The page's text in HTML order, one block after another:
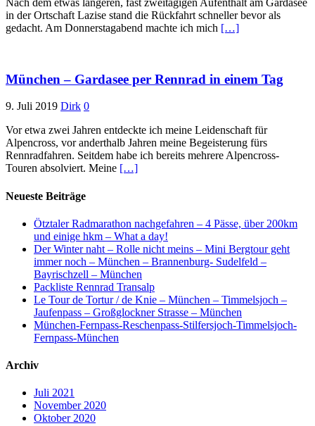
Nach dem etwas längeren, fast zweitägigen Aufenthalt am Gardasee
in der Ortschaft Lazise stand die Rückfahrt schneller bevor als
gedacht. Am Donnerstagabend machte ich mich […]
München – Gardasee per Rennrad in einem Tag
9. Juli 2019 Dirk 0
Vor etwa zwei Jahren entdeckte ich meine Leidenschaft für
Alpencross, vor anderthalb Jahren meine Begeisterung fürs
Rennradfahren. Seitdem habe ich bereits mehrere Alpencross-
Touren absolviert. Meine […]
Neueste Beiträge
Ötztaler Radmarathon nachgefahren – 4 Pässe, über 200km
und einige hkm – What a day!
Der Winter naht – Rolle nicht meins – Mini Bergtour geht
immer noch – München – Brannenburg- Sudelfeld –
Bayrischzell – München
Packliste Rennrad Transalp
Le Tour de Tortur / de Knie – München – Timmelsjoch –
Jaufenpass – Großglockner Strasse – München
München-Fernpass-Reschenpass-Stilfersjoch-Timmelsjoch-
Fernpass-München
Archiv
Juli 2021
November 2020
Oktober 2020